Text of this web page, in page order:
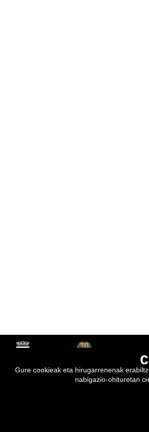
Gure cookieak eta hirugarrenenak
nabigazio-ohituretan